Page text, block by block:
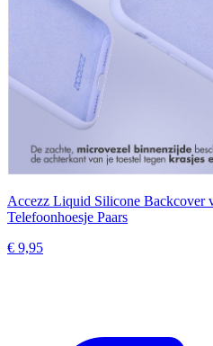
Accezz Liquid Silicone Backcover
Telefoonhoesje Paars
€ 9,95